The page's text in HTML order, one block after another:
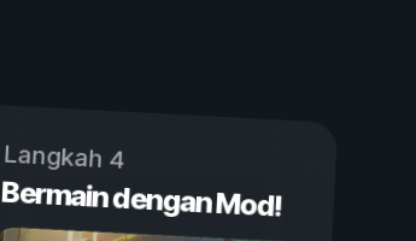
Langkah 4
Bermain dengan Mod!